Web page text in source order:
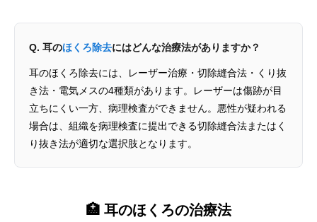
Q. 耳のほくろ除去にはどんな治療法がありますか？
耳のほくろ除去には、レーザー治療・切除縫合法・くり抜
き法・電気メスの4種類があります。レーザーは傷跡が目
立ちにくい一方、病理検査ができません。悪性が疑われる
場合は、組織を病理検査に提出できる切除縫合法またはく
り抜き法が適切な選択肢となります。
🏥 耳のほくろの治療法